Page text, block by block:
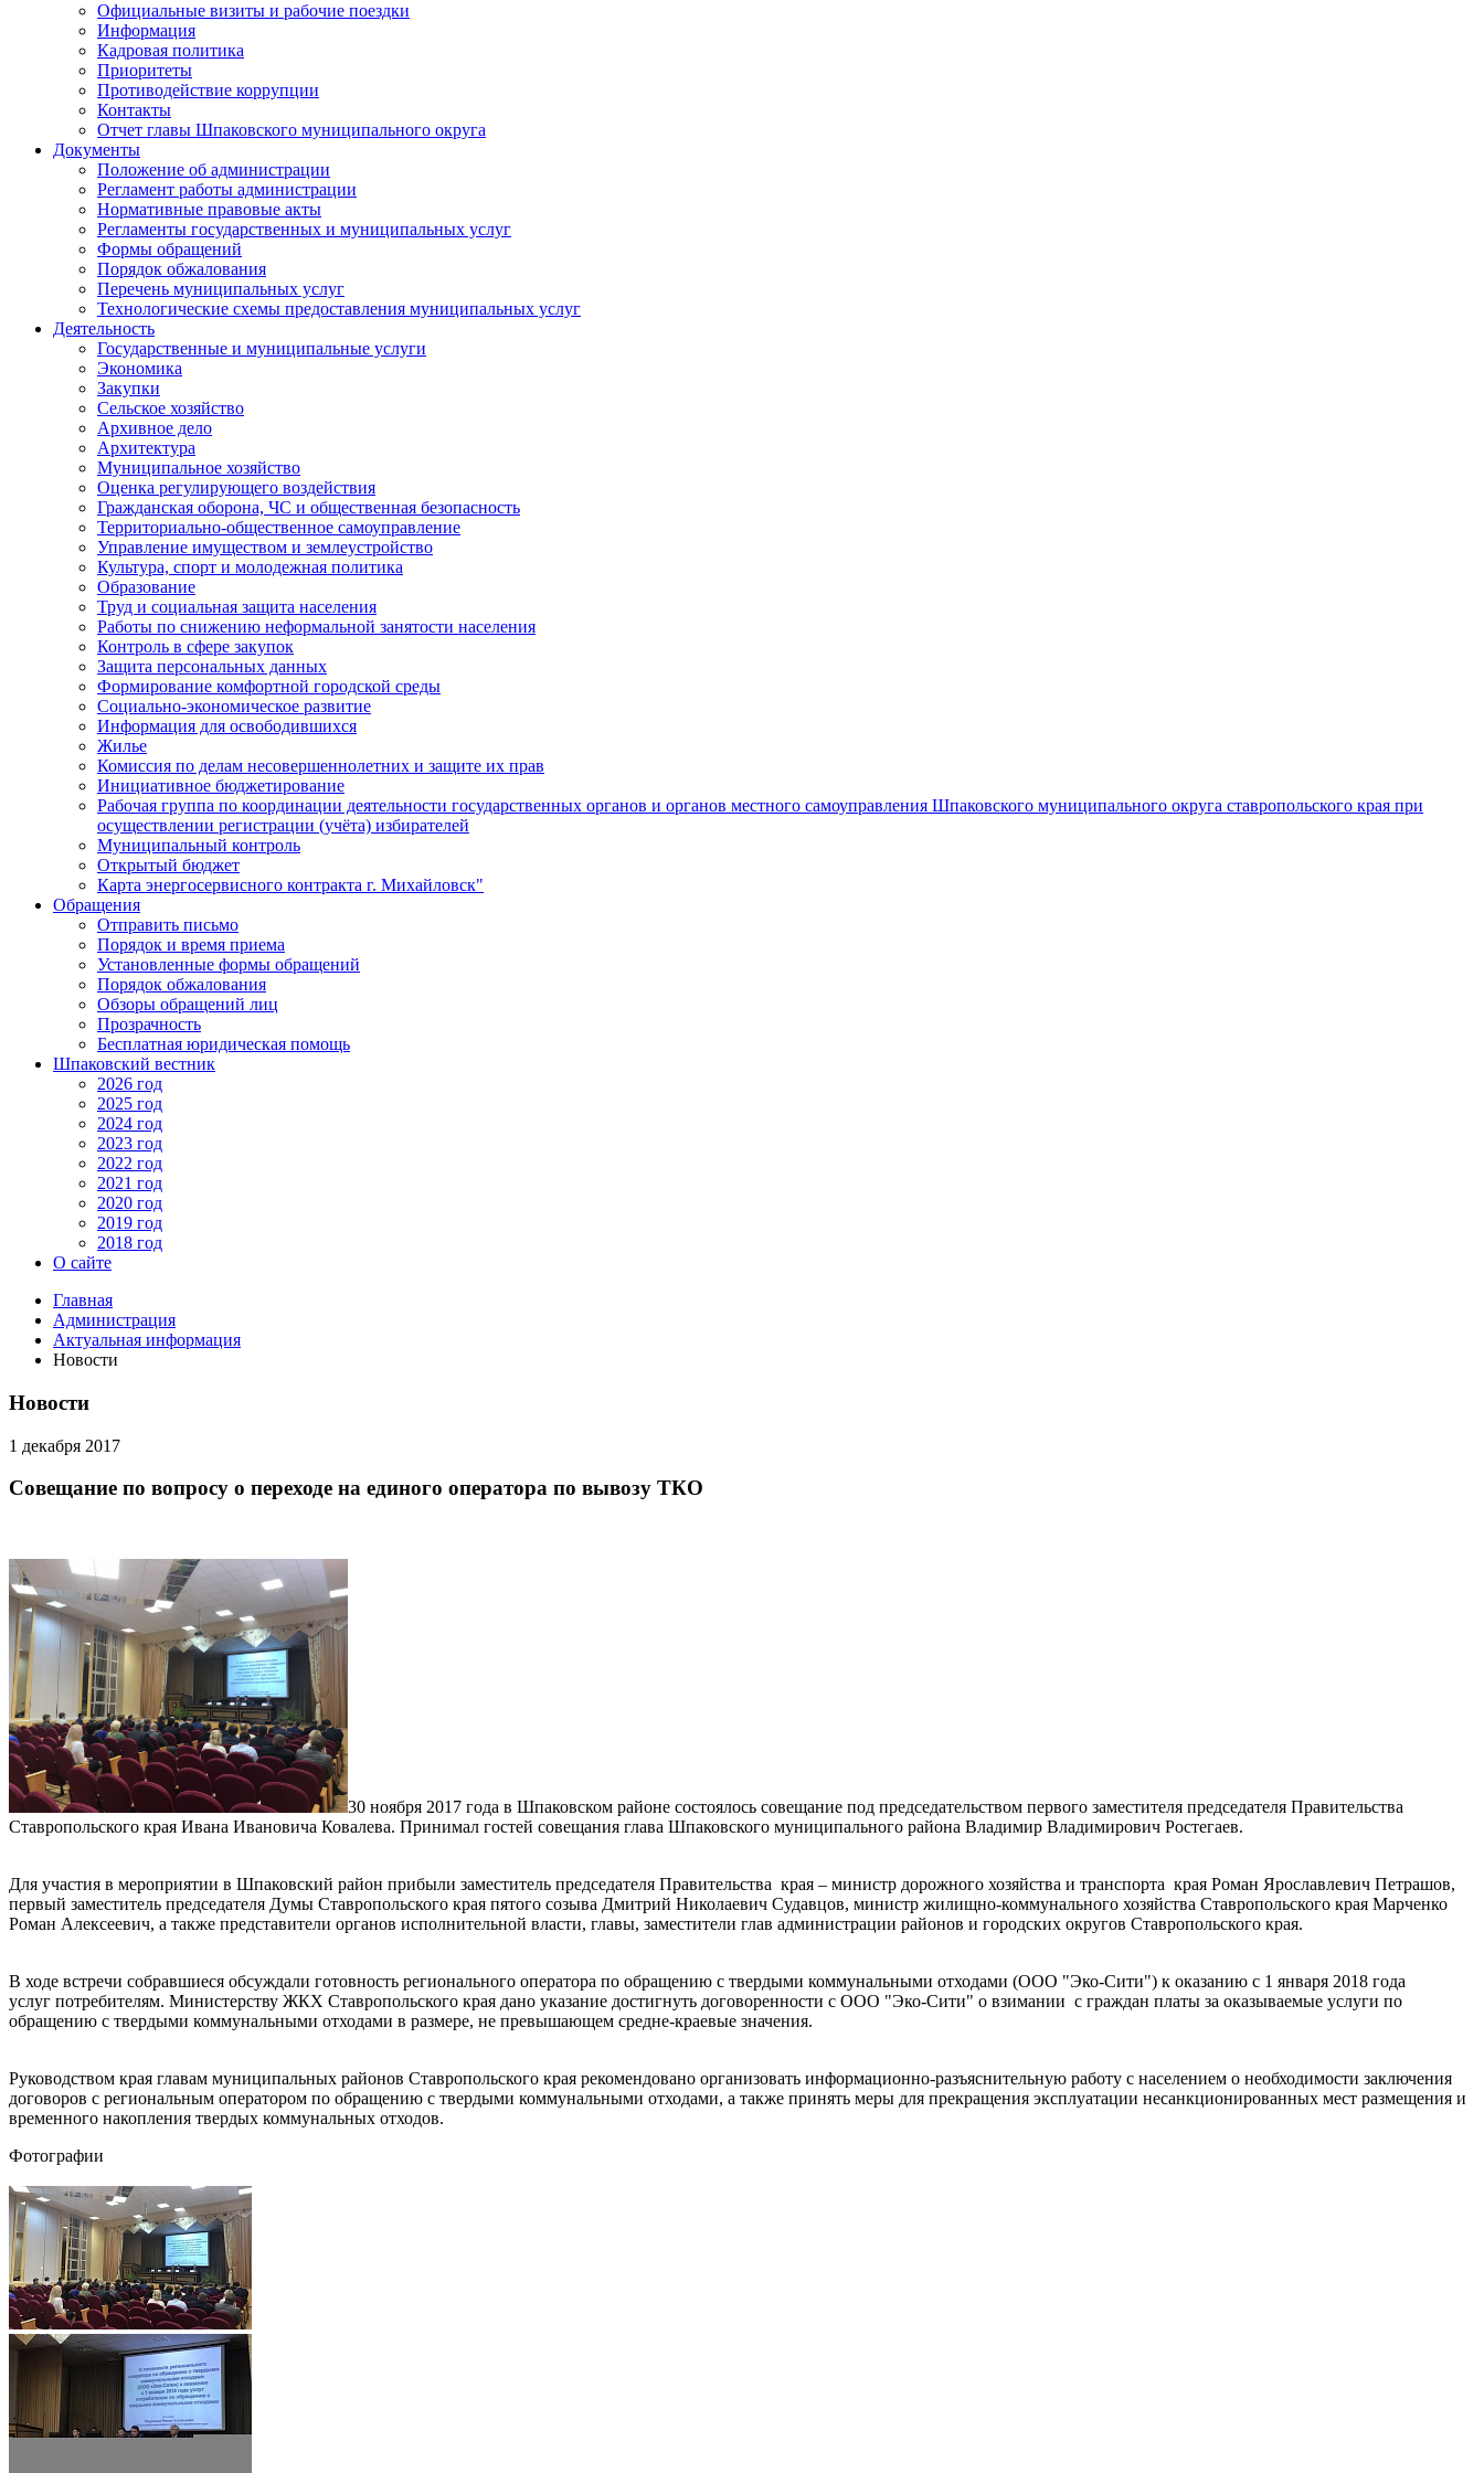
Официальные визиты и рабочие поездки
Информация
Кадровая политика
Приоритеты
Противодействие коррупции
Контакты
Отчет главы Шпаковского муниципального округа
Документы
Положение об администрации
Регламент работы администрации
Нормативные правовые акты
Регламенты государственных и муниципальных услуг
Формы обращений
Порядок обжалования
Перечень муниципальных услуг
Технологические схемы предоставления муниципальных услуг
Деятельность
Государственные и муниципальные услуги
Экономика
Закупки
Сельское хозяйство
Архивное дело
Архитектура
Муниципальное хозяйство
Оценка регулирующего воздействия
Гражданская оборона, ЧС и общественная безопасность
Территориально-общественное самоуправление
Управление имуществом и землеустройство
Культура, спорт и молодежная политика
Образование
Труд и социальная защита населения
Работы по снижению неформальной занятости населения
Контроль в сфере закупок
Защита персональных данных
Формирование комфортной городской среды
Социально-экономическое развитие
Информация для освободившихся
Жилье
Комиссия по делам несовершеннолетних и защите их прав
Инициативное бюджетирование
Рабочая группа по координации деятельности государственных органов и органов местного самоуправления Шпаковского муниципального округа ставропольского края при
осуществлении регистрации (учёта) избирателей
Муниципальный контроль
Открытый бюджет
Карта энергосервисного контракта г. Михайловск"
Обращения
Отправить письмо
Порядок и время приема
Установленные формы обращений
Порядок обжалования
Обзоры обращений лиц
Прозрачность
Бесплатная юридическая помощь
Шпаковский вестник
2026 год
2025 год
2024 год
2023 год
2022 год
2021 год
2020 год
2019 год
2018 год
О сайте
Главная
Администрация
Актуальная информация
Новости
Новости
1 декабря 2017
Совещание по вопросу о переходе на единого оператора по вывозу ТКО
30 ноября 2017 года в Шпаковском районе состоялось совещание под председательством первого заместителя председателя Правительства
Ставропольского края Ивана Ивановича Ковалева. Принимал гостей совещания глава Шпаковского муниципального района Владимир Владимирович Ростегаев.
Для участия в мероприятии в Шпаковский район прибыли заместитель председателя Правительства края – министр дорожного хозяйства и транспорта края Роман Ярославлевич Петрашов,
первый заместитель председателя Думы Ставропольского края пятого созыва Дмитрий Николаевич Судавцов, министр жилищно-коммунального хозяйства Ставропольского края Марченко
Роман Алексеевич, а также представители органов исполнительной власти, главы, заместители глав администрации районов и городских округов Ставропольского края.
В ходе встречи собравшиеся обсуждали готовность регионального оператора по обращению с твердыми коммунальными отходами (ООО "Эко-Сити") к оказанию с 1 января 2018 года
услуг потребителям. Министерству ЖКХ Ставропольского края дано указание достигнуть договоренности с ООО "Эко-Сити" о взимании с граждан платы за оказываемые услуги по
обращению с твердыми коммунальными отходами в размере, не превышающем средне-краевые значения.
Руководством края главам муниципальных районов Ставропольского края рекомендовано организовать информационно-разъяснительную работу с населением о необходимости заключения
договоров с региональным оператором по обращению с твердыми коммунальными отходами, а также принять меры для прекращения эксплуатации несанкционированных мест размещения и
временного накопления твердых коммунальных отходов.
Фотографии